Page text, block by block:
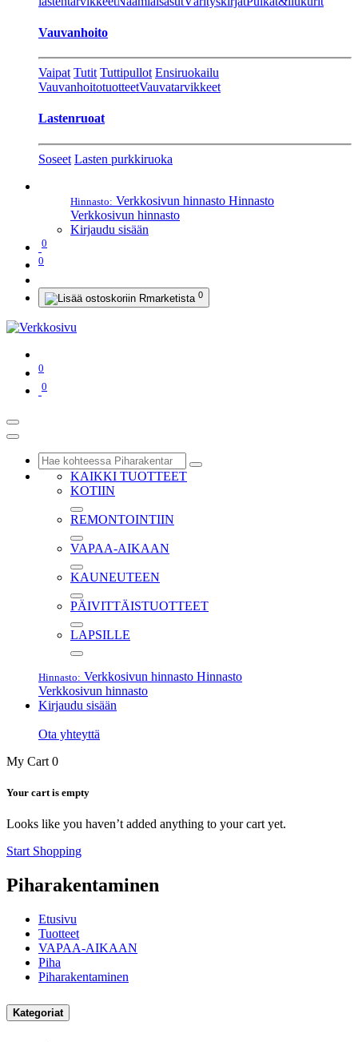
Vauvanhoito
Vaipat Tutit Tuttipullot Ensiruokailu
VauvanhoitotuotteetVauvatarvikkeet
Lastenruoat
Soseet Lasten purkkiruoka
Hinnasto: Verkkosivun hinnasto Hinnasto
Verkkosivun hinnasto
Kirjaudu sisään
0
0
0
0
0
KAIKKI TUOTTEET
KOTIIN
REMONTOINTIIN
VAPAA-AIKAAN
KAUNEUTEEN
PÄIVITTÄISTUOTTEET
LAPSILLE
Hinnasto: Verkkosivun hinnasto Hinnasto
Verkkosivun hinnasto
Kirjaudu sisään
Ota yhteyttä
My Cart 0
Your cart is empty
Looks like you haven’t added anything to your cart yet.
Start Shopping
Piharakentaminen
Etusivu
Tuotteet
VAPAA-AIKAAN
Piha
Piharakentaminen
Kategoriat